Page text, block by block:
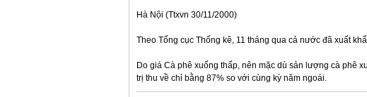
Hà Nội (Ttxvn 30/11/2000)
Theo Tổng cục Thống kê, 11 tháng qua cả nước đã xuất
Do giá Cà phê xuống thấp, nên mặc dù sản lượng cà phê
trị thu về chỉ bằng 87% so với cùng kỳ năm ngoái.